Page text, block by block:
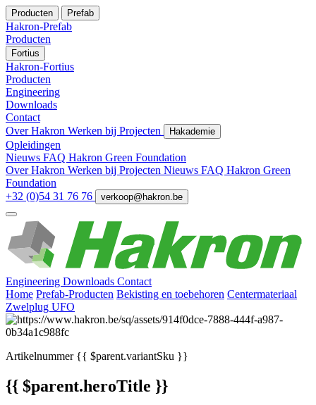
Producten Prefab
Hakron-Prefab
Producten
Fortius
Hakron-Fortius
Producten
Engineering
Downloads
Contact
Over Hakron Werken bij Projecten Hakademie
Opleidingen
Nieuws FAQ Hakron Green Foundation
Over Hakron Werken bij Projecten Nieuws FAQ Hakron Green
Foundation
+32 (0)54 31 76 76
verkoop@hakron.be
Engineering Downloads Contact
Home Prefab-Producten Bekisting en toebehoren Centermateriaal
Zwelplug UFO
Artikelnummer{{ $parent.variantSku }}
{{ $parent.heroTitle }}